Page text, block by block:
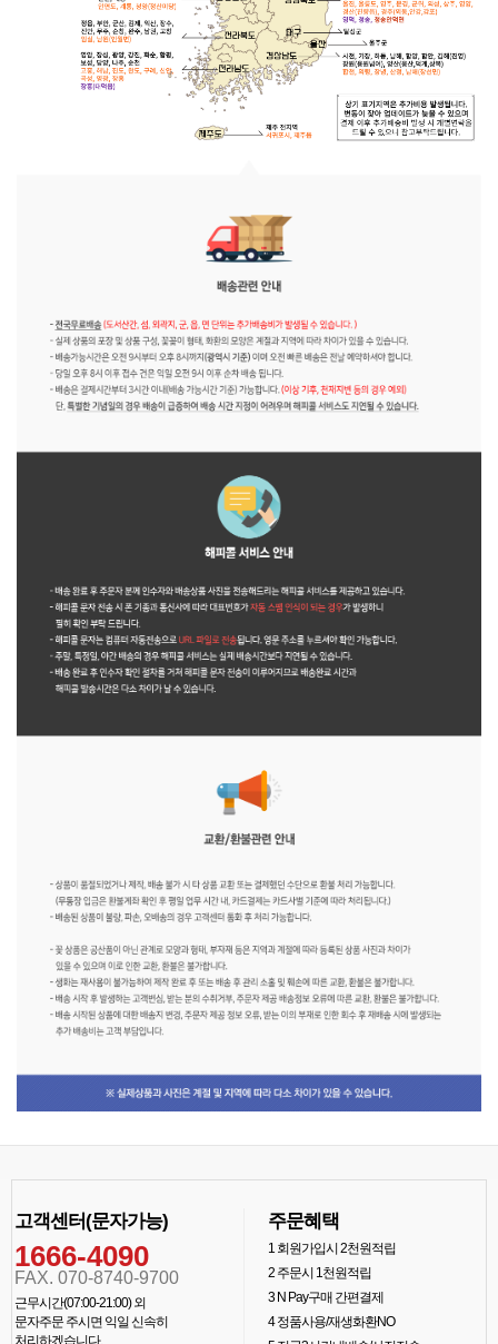
고객센터(문자가능)
1666-4090
FAX. 070-8740-9700
근무시간(07:00-21:00) 외
문자주문 주시면 익일 신속히
처리하겠습니다.
주문혜택
1회원가입시 2천원적립
2주문시 1천원적립
3N Pay구매 간편결제
4정품사용/재생화환NO